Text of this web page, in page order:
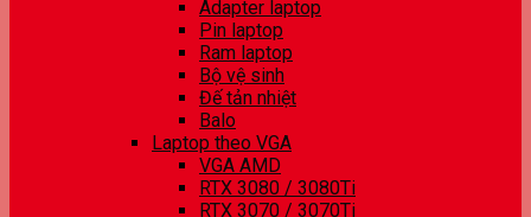
Adapter laptop
Pin laptop
Ram laptop
Bộ vệ sinh
Đế tản nhiệt
Balo
Laptop theo VGA
VGA AMD
RTX 3080 / 3080Ti
RTX 3070 / 3070Ti